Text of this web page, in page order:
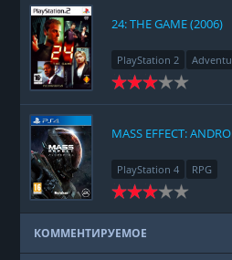
24: THE GAME (2006)
PlayStation 2
MASS EFFECT:
PlayStation 4 RPG
КОММЕНТИРУЕМОЕ